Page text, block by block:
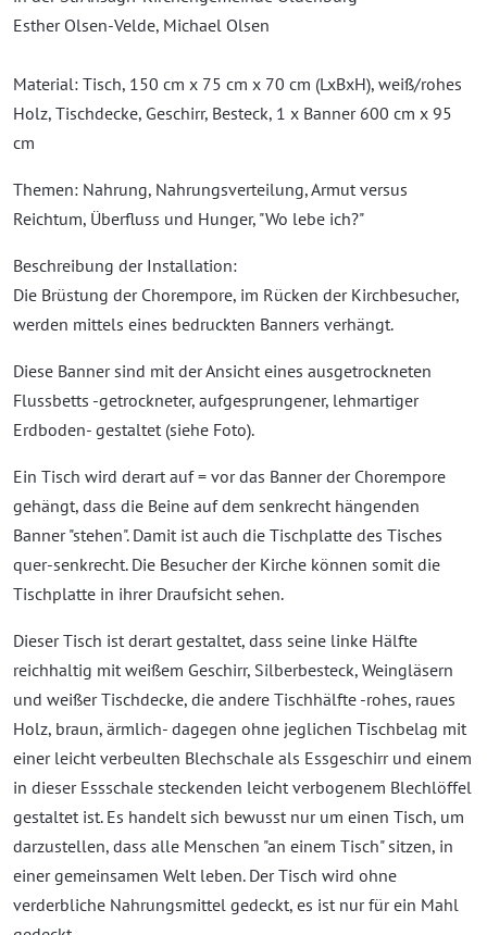
Esther Olsen-Velde, Michael Olsen
Material: Tisch, 150 cm x 75 cm x 70 cm (LxBxH), weiß/rohes
Holz, Tischdecke, Geschirr, Besteck, 1 x Banner 600 cm x 95
cm
Themen: Nahrung, Nahrungsverteilung, Armut versus
Reichtum, Überfluss und Hunger, "Wo lebe ich?"
Beschreibung der Installation:
Die Brüstung der Chorempore, im Rücken der Kirchbesucher,
werden mittels eines bedruckten Banners verhängt.
Diese Banner sind mit der Ansicht eines ausgetrockneten
Flussbetts -getrockneter, aufgesprungener, lehmartiger
Erdboden- gestaltet (siehe Foto).
Ein Tisch wird derart auf = vor das Banner der Chorempore
gehängt, dass die Beine auf dem senkrecht hängenden
Banner "stehen". Damit ist auch die Tischplatte des Tisches
quer-senkrecht. Die Besucher der Kirche können somit die
Tischplatte in ihrer Draufsicht sehen.
Dieser Tisch ist derart gestaltet, dass seine linke Hälfte
reichhaltig mit weißem Geschirr, Silberbesteck, Weingläsern
und weißer Tischdecke, die andere Tischhälfte -rohes, raues
Holz, braun, ärmlich- dagegen ohne jeglichen Tischbelag mit
einer leicht verbeulten Blechschale als Essgeschirr und einem
in dieser Essschale steckenden leicht verbogenem Blechlöffel
gestaltet ist. Es handelt sich bewusst nur um einen Tisch, um
darzustellen, dass alle Menschen "an einem Tisch" sitzen, in
einer gemeinsamen Welt leben. Der Tisch wird ohne
verderbliche Nahrungsmittel gedeckt, es ist nur für ein Mahl